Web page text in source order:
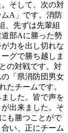
そして、次の対
A」です。消防
、先ずは先輩組
部Aに勝った勢
力を出し切れな
グで勝ち越しま
の対戦です。対
「県消防団男女
たチームです。
した。皆で声を
出来ました。そ
も勝つことがで
い、正にチーム